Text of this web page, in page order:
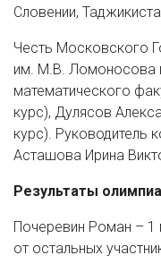
Словении,
Честь Московского
им. М.В. Ломоносова
математического
курс), Дулясов
курс). Руководитель
Асташова Ирина
Результаты
Почеревин Роман –
от остальных